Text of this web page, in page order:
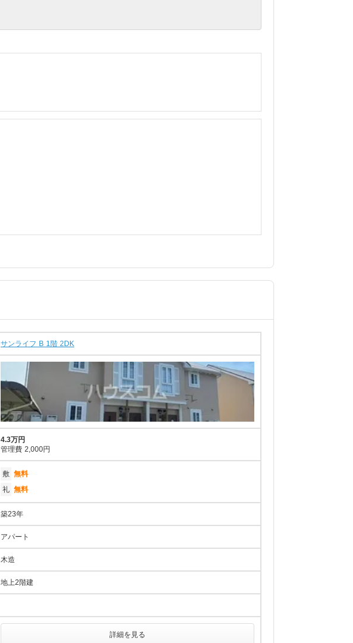
サンライフ B 1階 2DK
4.3万円
管理費 2,000円
敷 無料
礼 無料
築23年
アパート
木造
地上2階建
詳細を見る